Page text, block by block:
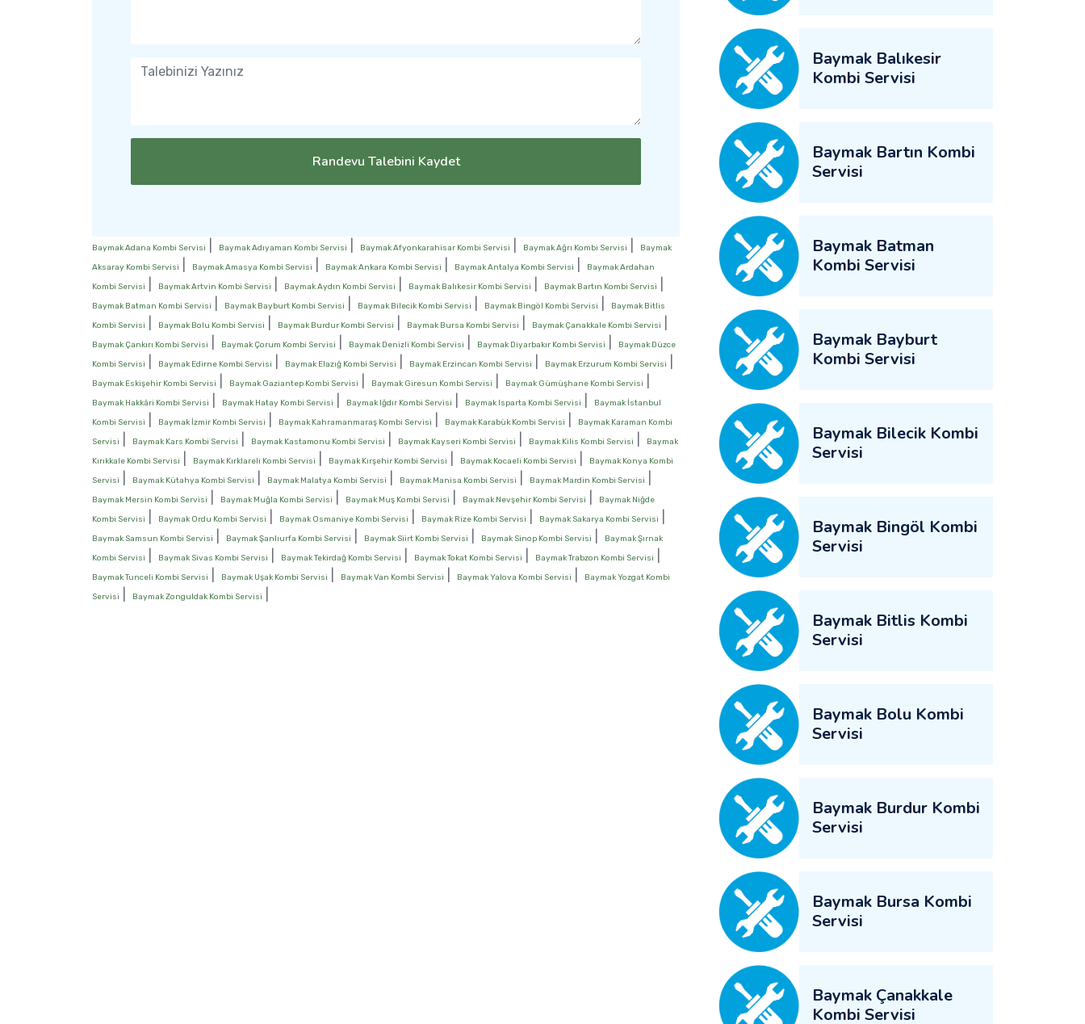
Randevu Talebini Kaydet
Baymak Adana Kombi Servisi Baymak Adıyaman Kombi Servisi Baymak Afyonkarahisar Kombi Servisi Baymak Ağrı Kombi Servisi
Baymak
Aksaray Kombi Servisi
Baymak Amasya Kombi Servisi Baymak Ankara Kombi Servisi Baymak Antalya Kombi Servisi
Baymak Ardahan
Kombi Servisi
Baymak Artvin Kombi Servisi Baymak Aydın Kombi Servisi Baymak Balıkesir Kombi Servisi Baymak Bartın Kombi Servisi
Baymak Batman Kombi Servisi Baymak Bayburt Kombi Servisi Baymak Bilecik Kombi Servisi Baymak Bingöl Kombi Servisi
Baymak Bitlis
Kombi Servisi
Baymak Bolu Kombi Servisi Baymak Burdur Kombi Servisi Baymak Bursa Kombi Servisi Baymak Çanakkale Kombi Servisi
Baymak Çankırı Kombi Servisi Baymak Çorum Kombi Servisi Baymak Denizli Kombi Servisi Baymak Diyarbakır Kombi Servisi
Baymak Düzce
Kombi Servisi
Baymak Edirne Kombi Servisi Baymak Elazığ Kombi Servisi Baymak Erzincan Kombi Servisi Baymak Erzurum Kombi Servisi
Baymak Eskişehir Kombi Servisi Baymak Gaziantep Kombi Servisi Baymak Giresun Kombi Servisi Baymak Gümüşhane Kombi Servisi
Baymak Hakkâri Kombi Servisi Baymak Hatay Kombi Servisi Baymak Iğdır Kombi Servisi Baymak Isparta Kombi Servisi
Baymak İstanbul
Kombi Servisi
Baymak İzmir Kombi Servisi Baymak Kahramanmaraş Kombi Servisi Baymak Karabük Kombi Servisi
Baymak Karaman Kombi
Servisi
Baymak Kars Kombi Servisi Baymak Kastamonu Kombi Servisi Baymak Kayseri Kombi Servisi Baymak Kilis Kombi Servisi
Baymak
Kırıkkale Kombi Servisi
Baymak Kırklareli Kombi Servisi Baymak Kırşehir Kombi Servisi Baymak Kocaeli Kombi Servisi
Baymak Konya Kombi
Servisi
Baymak Kütahya Kombi Servisi Baymak Malatya Kombi Servisi Baymak Manisa Kombi Servisi Baymak Mardin Kombi Servisi
Baymak Mersin Kombi Servisi Baymak Muğla Kombi Servisi Baymak Muş Kombi Servisi Baymak Nevşehir Kombi Servisi
Baymak Niğde
Kombi Servisi
Baymak Ordu Kombi Servisi Baymak Osmaniye Kombi Servisi Baymak Rize Kombi Servisi Baymak Sakarya Kombi Servisi
Baymak Samsun Kombi Servisi Baymak Şanlıurfa Kombi Servisi Baymak Siirt Kombi Servisi Baymak Sinop Kombi Servisi
Baymak Şırnak
Kombi Servisi
Baymak Sivas Kombi Servisi Baymak Tekirdağ Kombi Servisi Baymak Tokat Kombi Servisi Baymak Trabzon Kombi Servisi
Baymak Tunceli Kombi Servisi Baymak Uşak Kombi Servisi Baymak Van Kombi Servisi Baymak Yalova Kombi Servisi
Baymak Yozgat Kombi
Servisi
Baymak Zonguldak Kombi Servisi
Baymak Balıkesir
Kombi Servisi
Baymak Bartın Kombi
Servisi
Baymak Batman
Kombi Servisi
Baymak Bayburt
Kombi Servisi
Baymak Bilecik Kombi
Servisi
Baymak Bingöl Kombi
Servisi
Baymak Bitlis Kombi
Servisi
Baymak Bolu Kombi
Servisi
Baymak Burdur Kombi
Servisi
Baymak Bursa Kombi
Servisi
Baymak Çanakkale
Kombi Servisi